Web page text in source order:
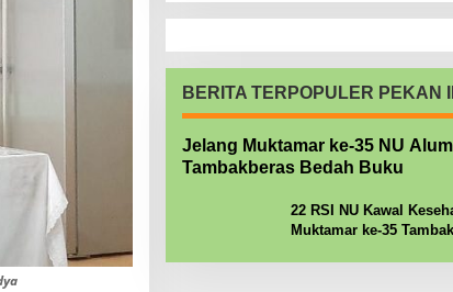
BERITA TERPOPULER PEKAN
Jelang Muktamar ke-35 NU
Tambakberas Bedah Buku
22 RSI NU Kawal
Muktamar ke-35